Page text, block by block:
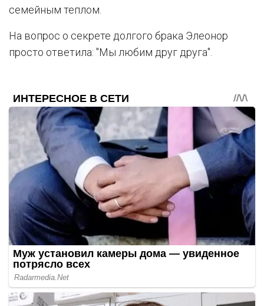
семейным теплом.
На вопрос о секрете долгого брака Элеонор
просто ответила: "Мы любим друг друга".